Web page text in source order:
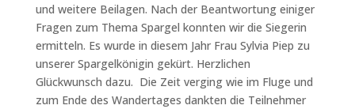
und weitere Beilagen. Nach der Beantwortung einiger
Fragen zum Thema Spargel konnten wir die Siegerin
ermitteln. Es wurde in diesem Jahr Frau Sylvia Piep zu
unserer Spargelkönigin gekürt. Herzlichen
Glückwunsch dazu. Die Zeit verging wie im Fluge und
zum Ende des Wandertages dankten die Teilnehmer